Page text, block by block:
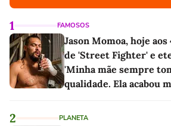
1 FAMOSOS
Jason Momoa, hoje aos
de 'Street Fighter' e
'Minha mãe sempre
qualidade. Ela acabou
2 PLANETA